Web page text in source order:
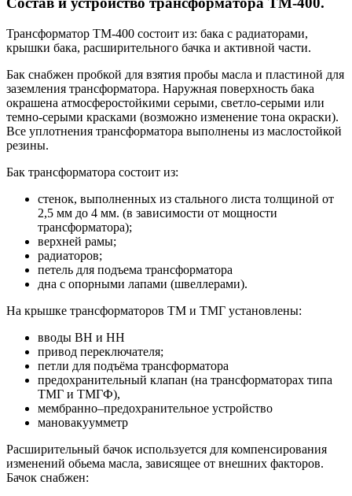
Трансформатор ТМ-400 состоит из: бака с радиаторами,
крышки бака, расширительного бачка и активной части.
Бак снабжен пробкой для взятия пробы масла и пластиной для
заземления трансформатора. Наружная поверхность бака
окрашена атмосферостойкими серыми, светло-серыми или
темно-серыми красками (возможно изменение тона окраски).
Все уплотнения трансформатора выполнены из маслостойкой
резины.
Бак трансформатора состоит из:
стенок, выполненных из стального листа толщиной от
2,5 мм до 4 мм. (в зависимости от мощности
трансформатора);
верхней рамы;
радиаторов;
петель для подъема трансформатора
дна с опорными лапами (швеллерами).
На крышке трансформаторов ТМ и ТМГ установлены:
вводы ВН и НН
привод переключателя;
петли для подъёма трансформатора
предохранительный клапан (на трансформаторах типа
ТМГ и ТМГФ),
мембранно–предохранительное устройство
мановакуумметр
Расширительный бачок используется для компенсирования
изменений обьема масла, зависящее от внешних факторов.
Бачок снабжен: